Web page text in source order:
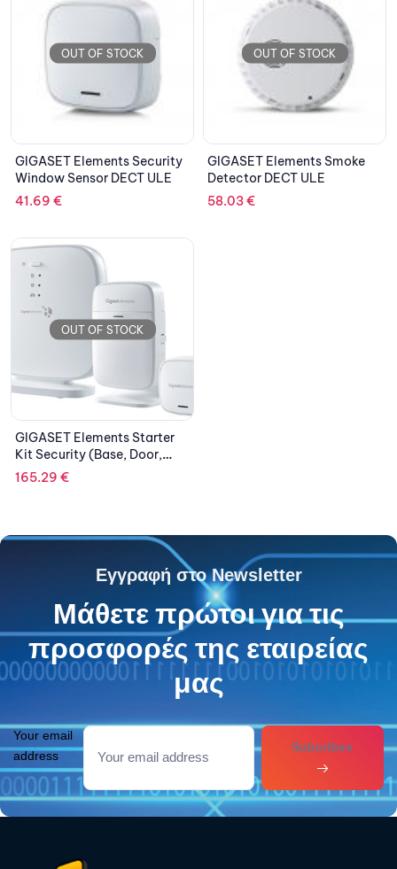
OUT OF STOCK
GIGASET Elements Security
Window Sensor DECT ULE
41.69 €
OUT OF STOCK
GIGASET Elements Smoke
Detector DECT ULE
58.03€
OUT OF STOCK
GIGASET Elements Starter
Kit Security (Base, Door,
Motion) DECT ULE
165.29 €
Εγγραφή στο Newsletter
Μάθετε πρώτοι για τις
προσφορές της εταιρείας
μας
Your email
address
Subcribes